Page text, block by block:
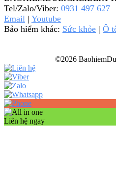
Tel/Zalo/Viber: 0931 497 627
Email | Youtube
Bảo hiểm khác: Sức khỏe | Ô
©2026
Liên hệ ngay